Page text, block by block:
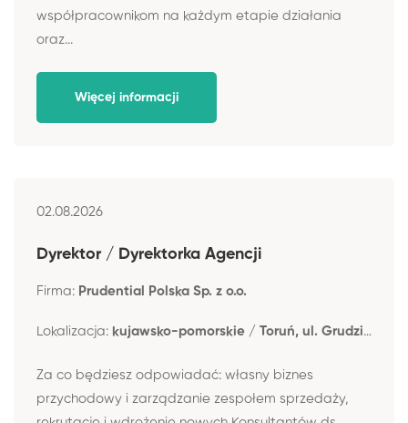
współpracownikom na każdym etapie działania
oraz...
Więcej informacji
02.08.2026
Dyrektor / Dyrektorka Agencji
Firma: Prudential Polska Sp. z o.o.
Lokalizacja: kujawsko-pomorskie / Toruń, ul. Grudziądzka 46-48
Za co będziesz odpowiadać: własny biznes
przychodowy i zarządzanie zespołem sprzedaży,